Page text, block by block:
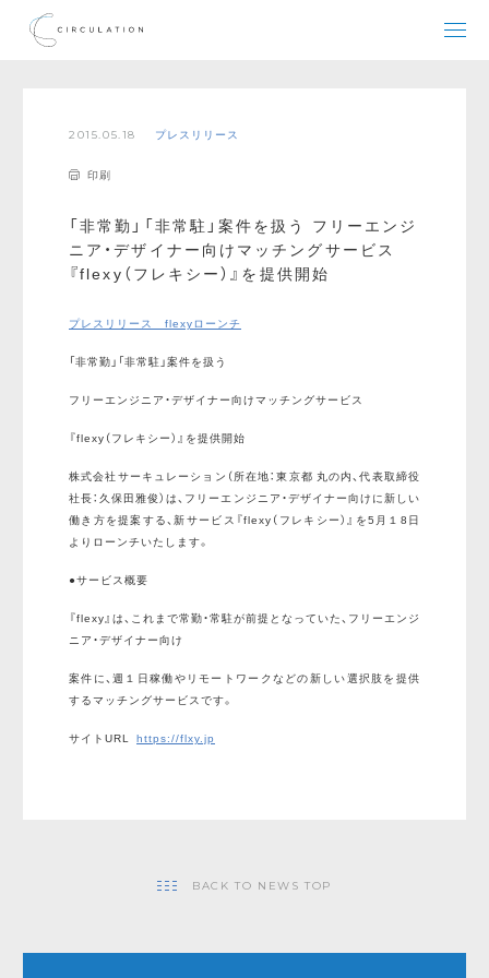
2015.05.18 プレスリリース
印刷
「非常勤」「非常駐」案件を扱う フリーエンジ
ニア・デザイナー向けマッチングサービス
『flexy（フレキシー）』を提供開始
プレスリリース flexyローンチ
「非常勤」「非常駐」案件を扱う
フリーエンジニア・デザイナー向けマッチングサービス
『flexy（フレキシー）』を提供開始
株式会社サーキュレーション（所在地：東京都 丸の内、代表取締役
社長：久保田雅俊）は、フリーエンジニア・デザイナー向けに新しい
働き方を提案する、新サービス『flexy（フレキシー）』を5月１8日
よりローンチいたします。
●サービス概要
『flexy』は、これまで常勤・常駐が前提となっていた、フリーエンジ
ニア・デザイナー向け
案件に、週１日稼働やリモートワークなどの新しい選択肢を提供
するマッチングサービスです。
サイトURL https://flxy.jp
BACK TO NEWS TOP